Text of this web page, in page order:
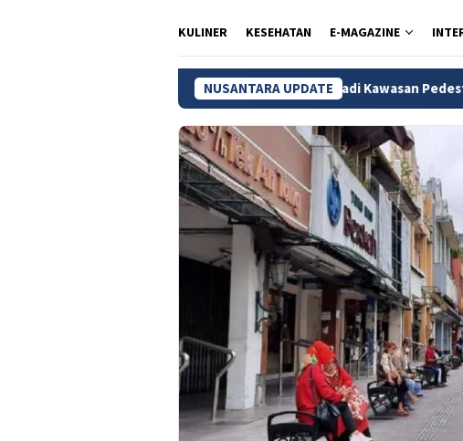
KULINER KESEHATAN E-MAGAZINE
NUSANTARA UPDATE
Malioboro Jadi Kawasan Pedestrian Bertahap, Berlaku